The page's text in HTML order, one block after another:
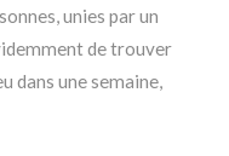
unies par un
de trouver
dans une semaine,